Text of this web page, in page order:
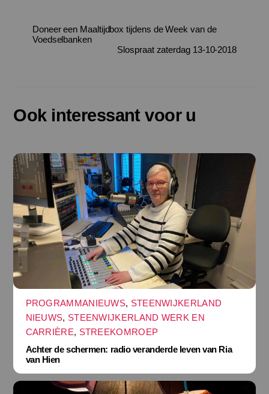
Doneer een Maaltijdbox tijdens de Week van de
Voedselbanken
Slospraat zaterdag 13-10-2018
Ook interessant voor u
PROGRAMMANIEUWS, STEENWIJKERLAND
NIEUWS, STEENWIJKERLAND WERK EN
CARRIÈRE, STREEKOMROEP
Achter de schermen: radio veranderde leven van Ria
van Hien